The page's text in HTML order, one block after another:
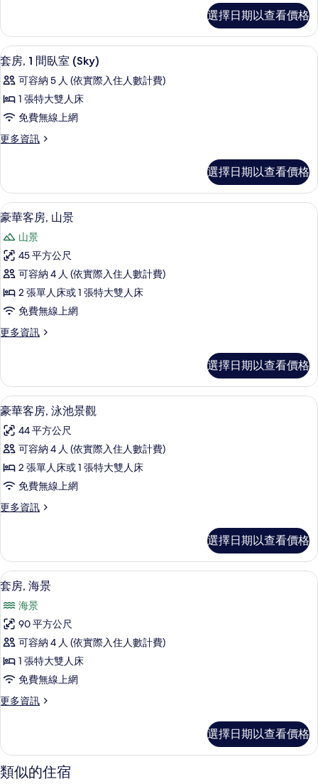
有
相
片
3
間
臥
的
詳
選擇日期以查看價格
顯
示
套
房,
間
室
(Sky)
的
所
有
相
片
羽絨被、迷你吧、客房內保險箱、書桌
9
套房, 1 間臥室 (Sky)
可容納 5 人 (依實際入住人數計費)
1 張特大雙人床
免費無線上網
更多資訊
更
1
間
臥
(Sky)
的
情
選擇日期以查看價格
顯
示
豪
華
客
房,
山
景
所
有
相
片
豪華客房, 山景 | 羽絨被、迷你吧、客
9
豪華客房, 山景
山景
45 平方公尺
可容納 4 人 (依實際入住人數計費)
2 張單人床或 1 張特大雙人床
免費無線上網
更多資訊
更
客
房,
山
的
詳
選擇日期以查看價格
顯
示
豪
華
客
房,
泳
景
觀
的
所
有
相
片
羽絨被、迷你吧、客房內保險箱、書桌
6
豪華客房, 泳池景觀
44 平方公尺
可容納 4 人 (依實際入住人數計費)
2 張單人床或 1 張特大雙人床
免費無線上網
更多資訊
更
客
房,
泳
景
觀
詳
情
選擇日期以查看價格
顯
示
套
房,
海
景
的
所
相
片
羽絨被、迷你吧、客房內保險箱、書桌
9
套房, 海景
海景
90 平方公尺
可容納 4 人 (依實際入住人數計費)
1 張特大雙人床
免費無線上網
更多資訊
更
海
景
的
選擇日期以查看價格
類似的住宿